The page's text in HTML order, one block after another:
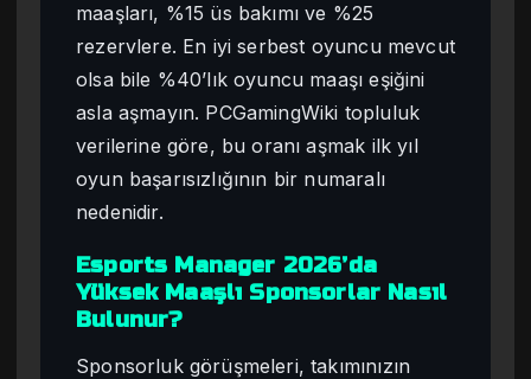
maaşları, %15 üs bakımı ve %25
rezervlere. En iyi serbest oyuncu mevcut
olsa bile %40’lık oyuncu maaşı eşiğini
asla aşmayın. PCGamingWiki topluluk
verilerine göre, bu oranı aşmak ilk yıl
oyun başarısızlığının bir numaralı
nedenidir.
Esports Manager 2026’da
Yüksek Maaşlı Sponsorlar Nasıl
Bulunur?
Sponsorluk görüşmeleri, takımınızın